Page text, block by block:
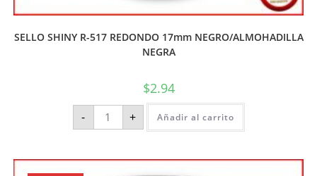
SELLO SHINY R-517 REDONDO 17mm NEGRO/ALMOHADILLA
NEGRA
$2.94
- + Añadir al carrito